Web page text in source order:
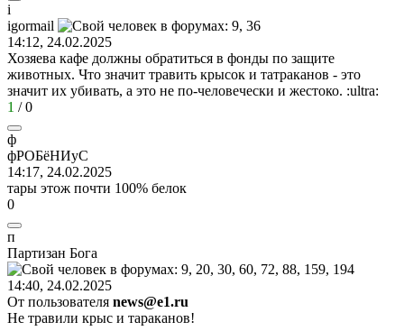
i
igormail
14:12, 24.02.2025
Хозяева кафе должны обратиться в фонды по защите
животных. Что значит травить крысок и татраканов - это
значит их убивать, а это не по-человечески и жестоко. :ultra:
1 /0
ф
фPOБёHИyC
14:17, 24.02.2025
тары этож почти 100% белок
0
п
Партизан Бога
14:40, 24.02.2025
От пользователя news@e1.ru
Не травили крыс и тараканов!